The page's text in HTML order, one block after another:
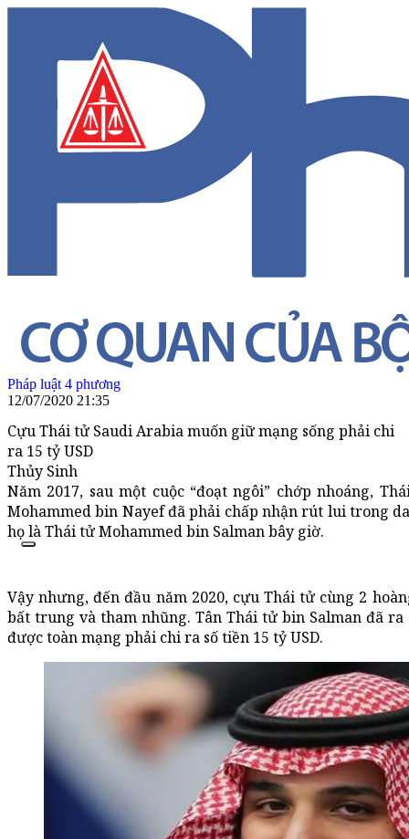
Pháp luật 4 phương
12/07/2020 21:35
Cựu Thái tử Saudi Arabia muốn giữ mạng sống phải chi
ra 15 tỷ USD
Thủy Sinh
Năm 2017, sau một cuộc “đoạt ngôi” chớp nhoáng,
Mohammed bin Nayef đã phải chấp nhận rút lui trong
họ là Thái tử Mohammed bin Salman bây giờ.
Vậy nhưng, đến đầu năm 2020, cựu Thái tử cùng 2
bất trung và tham nhũng. Tân Thái tử bin Salman đã
được toàn mạng phải chi ra số tiền 15 tỷ USD.